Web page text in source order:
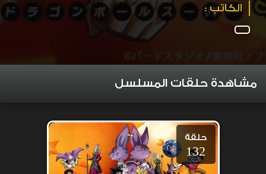
الكاتب :
مشاهدة حلقات المسلسل
حلقة
132